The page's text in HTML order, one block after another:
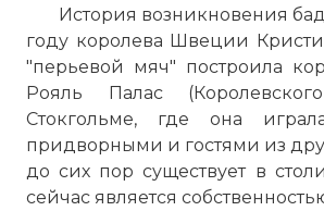
История возникновения
году королева Швеции
"перьевой мяч" построила
Рояль Палас
Стокгольме, где она
придворными и гостями из
до сих пор существует в
сейчас является